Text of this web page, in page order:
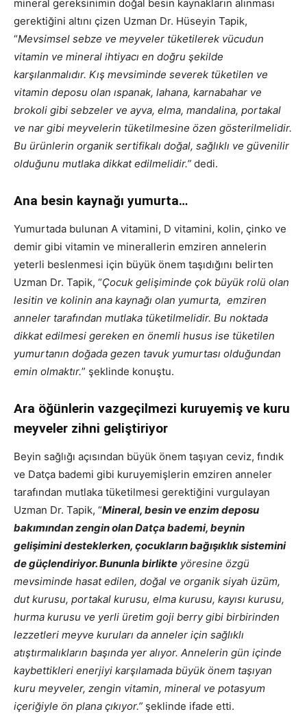
mineral gereksinimin doğal besin kaynakların alınması
gerektiğini altını çizen Uzman Dr. Hüseyin Tapik,
“Mevsimsel sebze ve meyveler tüketilerek vücudun
vitamin ve mineral ihtiyacı en doğru şekilde
karşılanmalıdır. Kış mevsiminde severek tüketilen ve
vitamin deposu olan ıspanak, lahana, karnabahar ve
brokoli gibi sebzeler ve ayva, elma, mandalina, portakal
ve nar gibi meyvelerin tüketilmesine özen gösterilmelidir.
Bu ürünlerin organik sertifikalı doğal, sağlıklı ve güvenilir
olduğunu mutlaka dikkat edilmelidir.” dedi.
Ana besin kaynağı yumurta…
Yumurtada bulunan A vitamini, D vitamini, kolin, çinko ve
demir gibi vitamin ve minerallerin emziren annelerin
yeterli beslenmesi için büyük önem taşıdığını belirten
Uzman Dr. Tapik, “Çocuk gelişiminde çok büyük rolü olan
lesitin ve kolinin ana kaynağı olan yumurta, emziren
anneler tarafından mutlaka tüketilmelidir. Bu noktada
dikkat edilmesi gereken en önemli husus ise tüketilen
yumurtanın doğada gezen tavuk yumurtası olduğundan
emin olmaktır.” şeklinde konuştu.
Ara öğünlerin vazgeçilmezi kuruyemiş ve kuru
meyveler zihni geliştiriyor
Beyin sağlığı açısından büyük önem taşıyan ceviz, fındık
ve Datça bademi gibi kuruyemişlerin emziren anneler
tarafından mutlaka tüketilmesi gerektiğini vurgulayan
Uzman Dr. Tapik, “Mineral, besin ve enzim deposu
bakımından zengin olan Datça bademi, beynin
gelişimini desteklerken, çocukların bağışıklık sistemini
de güçlendiriyor. Bununla birlikte yöresine özgü
mevsiminde hasat edilen, doğal ve organik siyah üzüm,
dut kurusu, portakal kurusu, elma kurusu, kayısı kurusu,
hurma kurusu ve yerli üretim goji berry gibi birbirinden
lezzetleri meyve kuruları da anneler için sağlıklı
atıştırmalıkların başında yer alıyor. Annelerin gün içinde
kaybettikleri enerjiyi karşılamada büyük önem taşıyan
kuru meyveler, zengin vitamin, mineral ve potasyum
içeriğiyle ön plana çıkıyor.” şeklinde ifade etti.